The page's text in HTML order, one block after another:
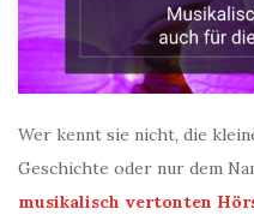
Wer kennt sie nicht, die
Geschichte oder nur dem
musikalisch vertonten